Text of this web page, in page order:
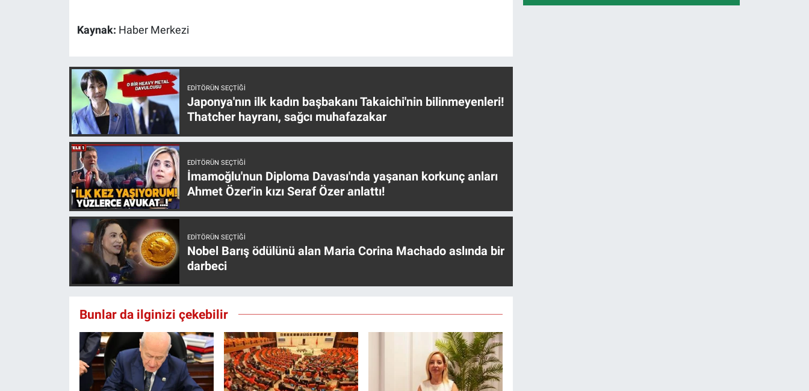
Kaynak: Haber Merkezi
EDITÖRÜN SEÇTIĞI
Japonya'nın ilk kadın başbakanı Takaichi'nin bilinmeyenleri!
Thatcher hayranı, sağcı muhafazakar
EDITÖRÜN SEÇTIĞI
İmamoğlu'nun Diploma Davası'nda yaşanan korkunç anları
Ahmet Özer'in kızı Seraf Özer anlattı!
EDITÖRÜN SEÇTIĞI
Nobel Barış ödülünü alan Maria Corina Machado aslında bir
darbeci
Bunlar da ilginizi çekebilir
Canlı Yayın